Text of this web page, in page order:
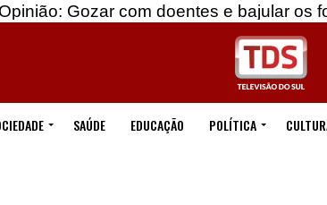
com doentes e bajular os fortes…
SAÚDE EDUCAÇÃO POLÍTICA